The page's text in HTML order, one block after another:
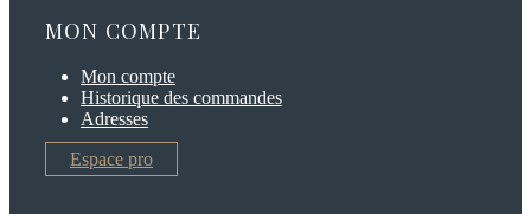
MON COMPTE
Mon compte
Historique des commandes
Adresses
Espace pro